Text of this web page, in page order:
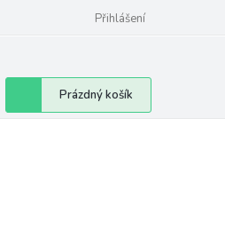
Přihlášení
Nákupní
košík
Prázdný košík